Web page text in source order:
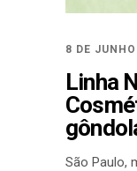
8 DE
Linha
São Paulo,